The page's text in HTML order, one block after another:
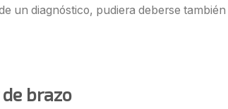
un diagnóstico, pudiera deberse también
brazo